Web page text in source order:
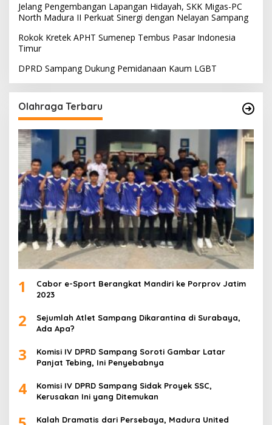
Jelang Pengembangan Lapangan Hidayah, SKK Migas-PC
North Madura II Perkuat Sinergi dengan Nelayan Sampang
Rokok Kretek APHT Sumenep Tembus Pasar Indonesia
Timur
DPRD Sampang Dukung Pemidanaan Kaum LGBT
Olahraga Terbaru
1
Cabor e-Sport Berangkat Mandiri ke Porprov Jatim
2023
2
Sejumlah Atlet Sampang Dikarantina di Surabaya,
Ada Apa?
3
Komisi IV DPRD Sampang Soroti Gambar Latar
Panjat Tebing, Ini Penyebabnya
4
Komisi IV DPRD Sampang Sidak Proyek SSC,
Kerusakan Ini yang Ditemukan
Kalah Dramatis dari Persebaya, Madura United